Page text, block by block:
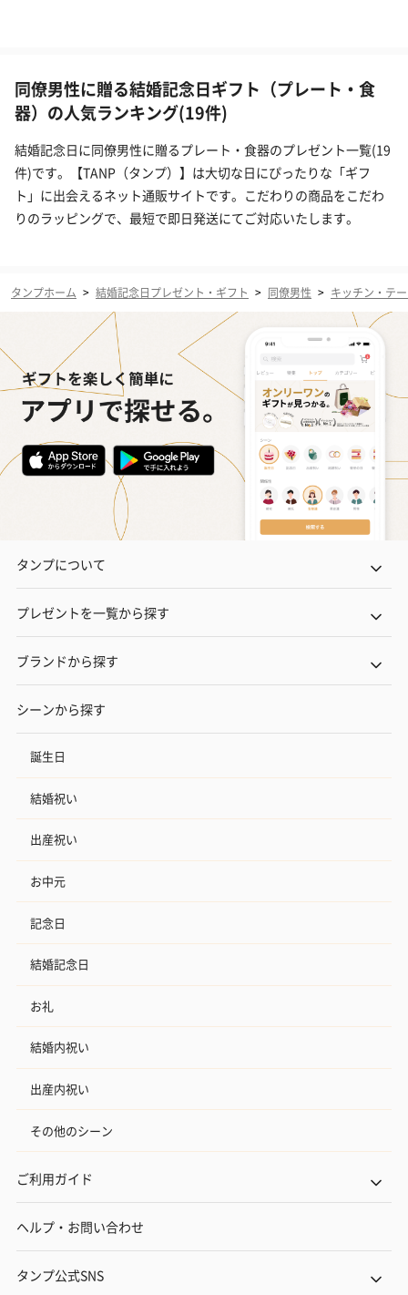
同僚男性に贈る結婚記念日ギフト（プレート・食
器）の人気ランキング(19件)
結婚記念日に同僚男性に贈るプレート・食器のプレゼント一覧(19
件)です。【TANP（タンプ）】は大切な日にぴったりな「ギフ
ト」に出会えるネット通販サイトです。こだわりの商品をこだわ
りのラッピングで、最短で即日発送にてご対応いたします。
タンプホーム > 結婚記念日プレゼント・ギフト > 同僚男性 > キッチン・テ
タンプについて
プレゼントを一覧から探す
ブランドから探す
シーンから探す
誕生日
結婚祝い
出産祝い
お中元
記念日
結婚記念日
お礼
結婚内祝い
出産内祝い
その他のシーン
ご利用ガイド
ヘルプ・お問い合わせ
タンプ公式SNS